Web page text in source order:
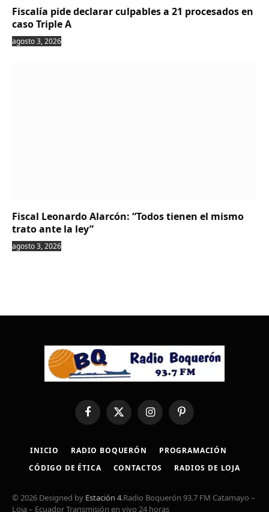
Fiscalía pide declarar culpables a 21 procesados en
caso Triple A
agosto 3, 2026
Fiscal Leonardo Alarcón: “Todos tienen el mismo
trato ante la ley”
agosto 3, 2026
FacebookX
(Twitter)
InstagramPinterest
INICIO RADIO BOQUERÓN
PROGRAMACIÓN
CÓDIGO DE ÉTICA
CONTACTOS RADIOS DE LOJA
© 2026 Designed by Estación 4.Radio Boquerón 93.7 FM Catamayo –
Loja – Ecuador Transmisión en vivo 24 horas